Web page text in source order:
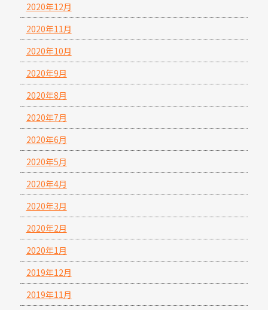
2020年12月
2020年11月
2020年10月
2020年9月
2020年8月
2020年7月
2020年6月
2020年5月
2020年4月
2020年3月
2020年2月
2020年1月
2019年12月
2019年11月